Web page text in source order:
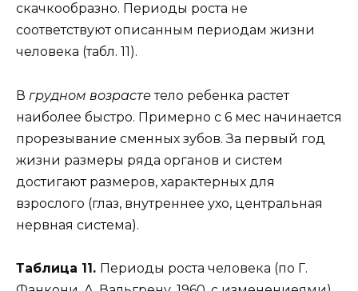
скачкообразно. Периоды роста не
соответствуют описанным периодам жизни
человека (табл. 11).
В грудном возрастетело ребенка растет
наиболее быстро. Примерно с 6 мес начинается
прорезывание сменных зубов. За первый год
жизни размеры ряда органов и систем
достигают размеров, характерных для
взрослого (глаз, внутреннее ухо, центральная
нервная система).
Таблица 11. Периоды роста человека (по Г.